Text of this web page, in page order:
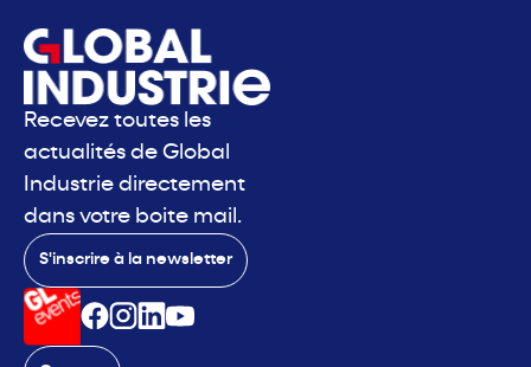
Recevez toutes les
actualités de Global
Industrie directement
dans votre boite mail.
S'inscrire à la newsletter